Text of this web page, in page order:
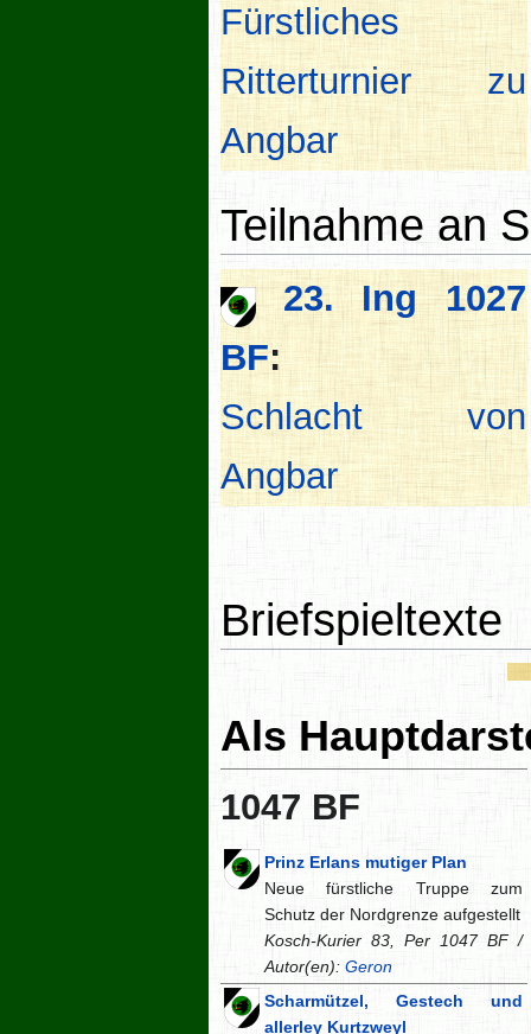
Fürstliches
Ritterturnier zu
Angbar
Teilnahme an
23. Ing 1027
BF:
Schlacht von
Angbar
Briefspieltexte
Als
1047 BF
Prinz Erlans mutiger Plan
Neue fürstliche Truppe zum
Schutz der Nordgrenze aufgestellt
Kosch-Kurier 83, Per 1047 BF /
Autor(en): Geron
Scharmützel, Gestech und
allerley Kurtzweyl